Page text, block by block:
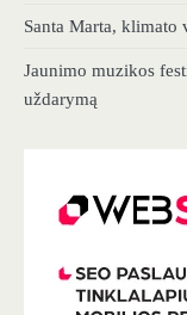
Santa Marta,
Jaunimo muzikos
uždarymą